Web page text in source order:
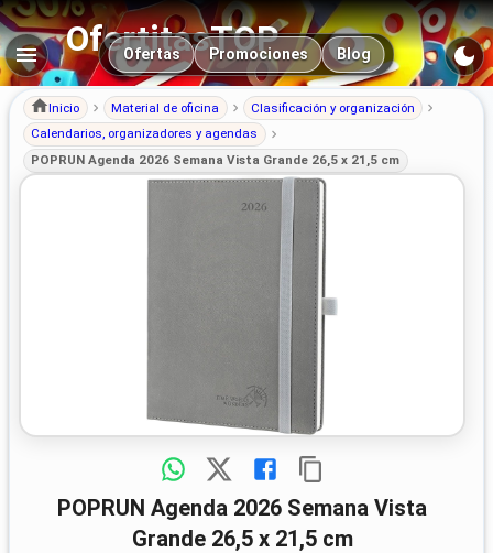
OfertitasTOP
Navegación principal
Ofertas Promociones Blog
Inicio Material de oficina
Clasificación y organización
Calendarios, organizadores y agendas
POPRUN Agenda 2026 Semana Vista Grande 26,5 x 21,5 cm
POPRUN Agenda 2026 Semana Vista
Grande 26,5 x 21,5 cm